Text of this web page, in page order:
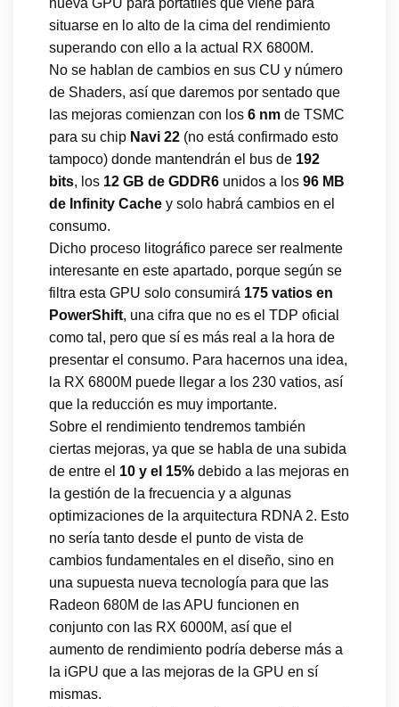
situarse en lo alto de la cima del rendimiento
superando con ello a la actual RX 6800M.
No se hablan de cambios en sus CU y número
de Shaders, así que daremos por sentado que
las mejoras comienzan con los 6 nm de TSMC
para su chip Navi 22 (no está confirmado esto
tampoco) donde mantendrán el bus de 192
bits, los 12 GB de GDDR6 unidos a los 96 MB
de Infinity Cache y solo habrá cambios en el
consumo.
Dicho proceso litográfico parece ser realmente
interesante en este apartado, porque según se
filtra esta GPU solo consumirá 175 vatios en
PowerShift, una cifra que no es el TDP oficial
como tal, pero que sí es más real a la hora de
presentar el consumo. Para hacernos una idea,
la RX 6800M puede llegar a los 230 vatios, así
que la reducción es muy importante.
Sobre el rendimiento tendremos también
ciertas mejoras, ya que se habla de una subida
de entre el 10 y el 15% debido a las mejoras en
la gestión de la frecuencia y a algunas
optimizaciones de la arquitectura RDNA 2. Esto
no sería tanto desde el punto de vista de
cambios fundamentales en el diseño, sino en
una supuesta nueva tecnología para que las
Radeon 680M de las APU funcionen en
conjunto con las RX 6000M, así que el
aumento de rendimiento podría deberse más a
la iGPU que a las mejoras de la GPU en sí
mismas.